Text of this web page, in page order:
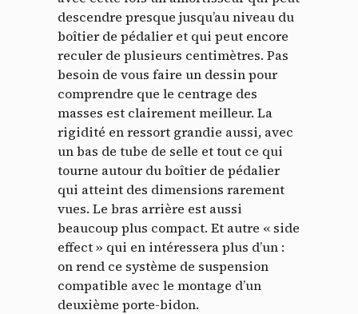
descendre presque jusqu’au niveau du
boîtier de pédalier et qui peut encore
reculer de plusieurs centimètres. Pas
besoin de vous faire un dessin pour
comprendre que le centrage des
masses est clairement meilleur. La
rigidité en ressort grandie aussi, avec
un bas de tube de selle et tout ce qui
tourne autour du boîtier de pédalier
qui atteint des dimensions rarement
vues. Le bras arrière est aussi
beaucoup plus compact. Et autre « side
effect » qui en intéressera plus d’un :
on rend ce système de suspension
compatible avec le montage d’un
deuxième porte-bidon.